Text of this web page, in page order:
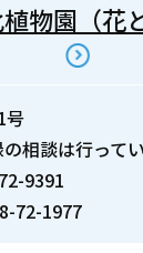
物園（花
号
相談は行ってい
9391
72-1977